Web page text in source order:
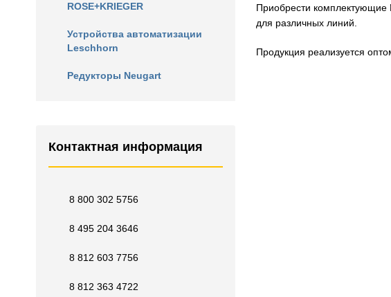
ROSE+KRIEGER
Устройства автоматизации
Leschhorn
Редукторы Neugart
Контактная информация
8 800 302 5756
8 495 204 3646
8 812 603 7756
8 812 363 4722
Приобрести комплектующие
для различных линий.
Продукция реализуется